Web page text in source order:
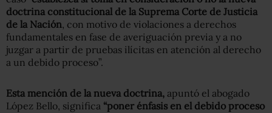
doctrina constitucional de la Suprema Corte de Justicia
de la Nación , con motivo de violaciones a derechos
fundamentales en fase de averiguación previa y a no
juzgar a partir de pruebas ilícitas en atención al derecho
a un debido proceso”.
Esta mención de la nueva doctrina, apuntó el abogado
López Bello, significa “poner énfasis en el debido proceso